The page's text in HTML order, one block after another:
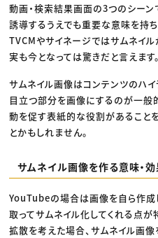
動画・検索結果画面の3つのシー
誘導するうえでも重要な意味を持
TVCMやサイネージではサムネイ
実も今となっては驚きだと言えます。
サムネイル画像はコンテンツのハイ
目立つ部分を画像にするのが一般
動を促す表紙的な役割があること
とかもしれません。
サムネイル画像を作る意味・効
YouTubeの場合は画像を自ら作成
取ってサムネイル化してくれる点が
拡散を考えた場合、サムネイル画